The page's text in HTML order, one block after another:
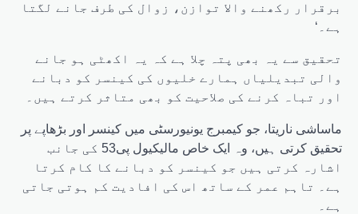
برقرار رکھنے والا توازن، زوال کی طرف جانے لگتا
ہے۔‘
تحقیق سے یہ بھی پتہ چلا ہے کہ یہ اکھٹی ہو جانے
والی تبدیلیاں ہمارے خلیوں کی کینسر کو دبانے
اور تباہ کرنے کی صلاحیت کو بھی متاثر کرتے ہیں۔
ماساشی ناریتا، جو کیمبرج یونیورسٹی میں کینسر اور بڑھاپے پر
تحقیق کرتی ہیں، وہ ایک خاص مالیکیول پی53 کی جانب
اشارہ کرتی ہیں جو کینسر کو دبانے کا کام کرتا
ہے۔ تاہم عمر کے ساتھ اس کی افادیت کم ہوتی جاتی
ہے۔